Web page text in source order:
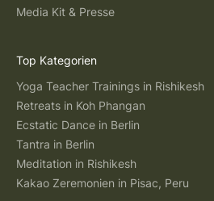
Media Kit & Presse
Top Kategorien
Yoga Teacher Trainings in Rishikesh
Retreats in Koh Phangan
Ecstatic Dance in Berlin
Tantra in Berlin
Meditation in Rishikesh
Kakao Zeremonien in Pisac, Peru